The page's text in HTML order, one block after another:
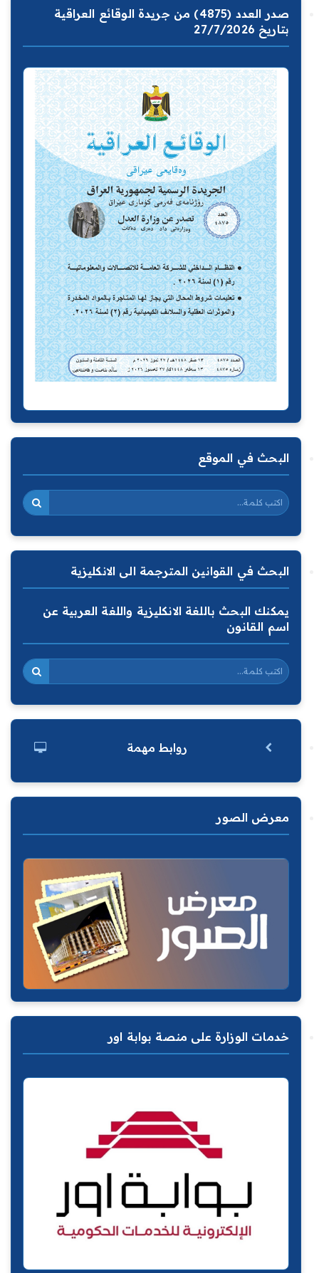
صدر العدد (4875) من جريدة الوقائع العراقية
بتاريخ 27/7/2026
البحث في الموقع
البحث في القوانين المترجمة الى الانكليزية
يمكنك البحث باللغة الانكليزية واللغة العربية عن
اسم القانون
روابط مهمة
معرض الصور
خدمات الوزارة على منصة بوابة اور